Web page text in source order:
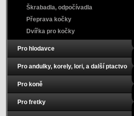
Škrabadla, odpočívadla
Přeprava kočky
Dvířka pro kočky
Pro hlodavce
Pro andulky, korely, lori, a další ptactvo
Pro koně
Pro fretky